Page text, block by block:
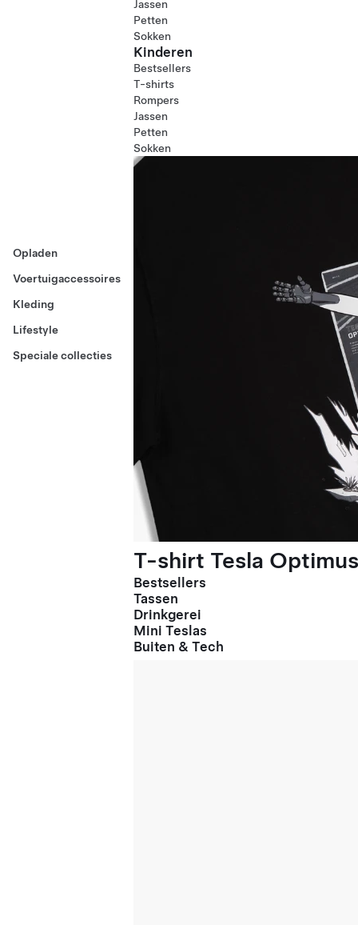
Opladen
Voertuigaccessoires
Kleding
Lifestyle
Speciale collecties
Jassen
Petten
Sokken
Kinderen
Bestsellers
T-shirts
Rompers
Jassen
Petten
Sokken
T-shirt Tesla
Bestsellers
Tassen
Drinkgerei
Mini Teslas
Buiten & Tech